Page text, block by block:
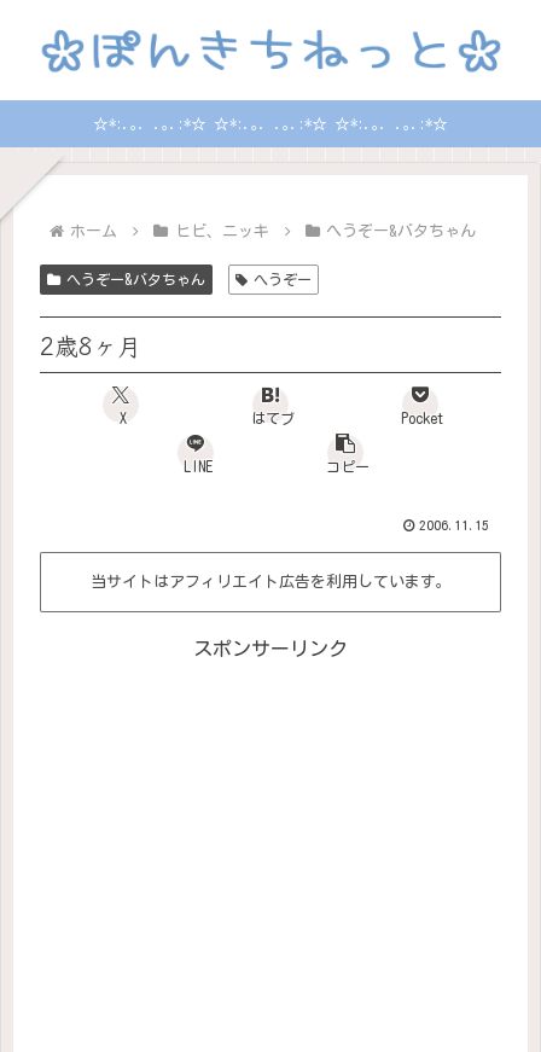
☆*:.｡. .｡.:*☆ ☆*:.｡. .｡.:*☆ ☆*:.｡. .｡.:*☆
ホーム ヒビ、ニッキ へうぞー&バタちゃん
へうぞー&バタちゃん へうぞー
2歳8ヶ月
X はてブ Pocket
LINE コピー
2006.11.15
当サイトはアフィリエイト広告を利用しています。
スポンサーリンク